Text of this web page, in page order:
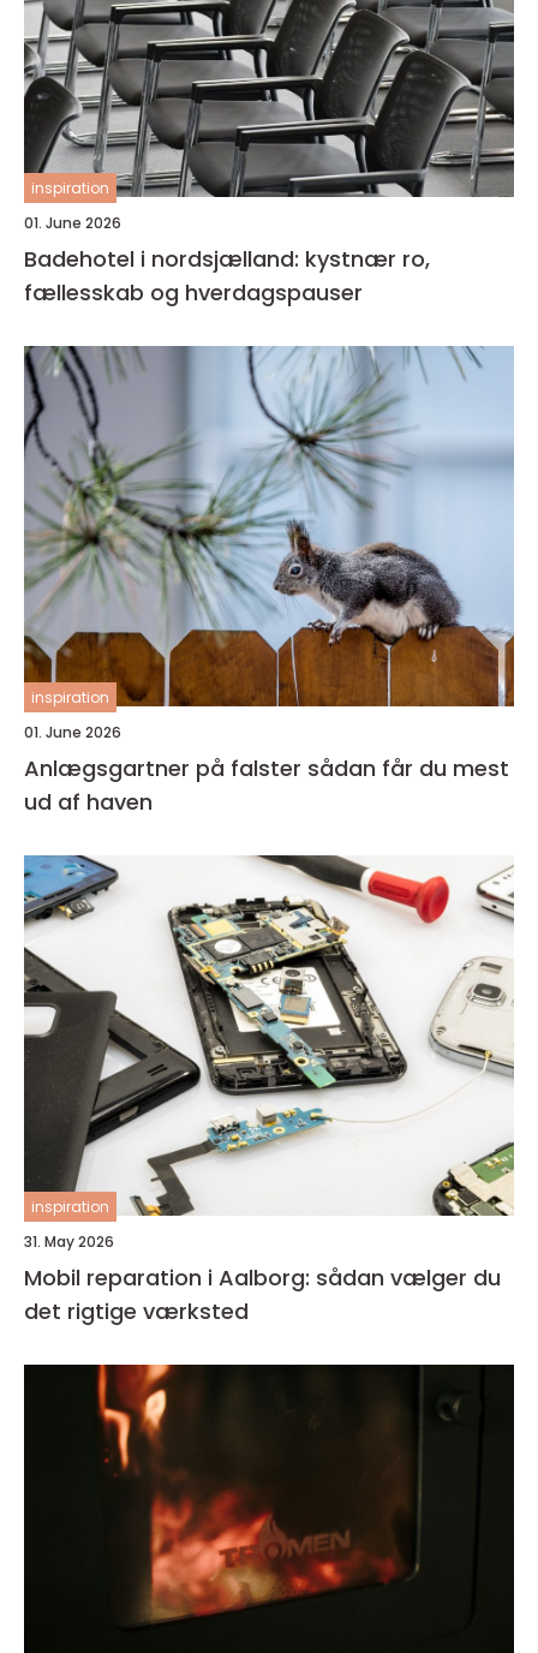
inspiration
01. June 2026
Badehotel i nordsjælland: kystnær ro,
fællesskab og hverdagspauser
inspiration
01. June 2026
Anlægsgartner på falster sådan får du mest
ud af haven
inspiration
31. May 2026
Mobil reparation i Aalborg: sådan vælger du
det rigtige værksted